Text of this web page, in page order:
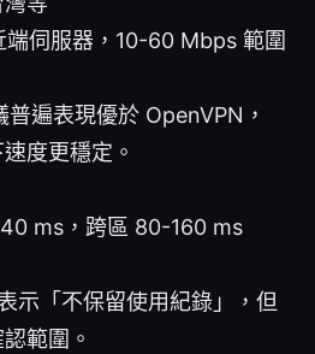
端伺服器，10-60 Mbps 範圍
遍表現優於 OpenVPN，
度更穩定。
ms，跨區 80-160 ms
示「不保留使用紀錄」，但
範圍。